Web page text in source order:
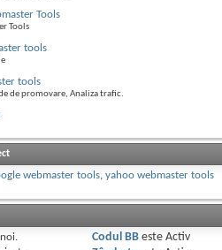
Tools
Tools
tools
tools
de promovare, Analiza trafic.
webmaster tools, yahoo webmaster tools
Codul BBeste Activ